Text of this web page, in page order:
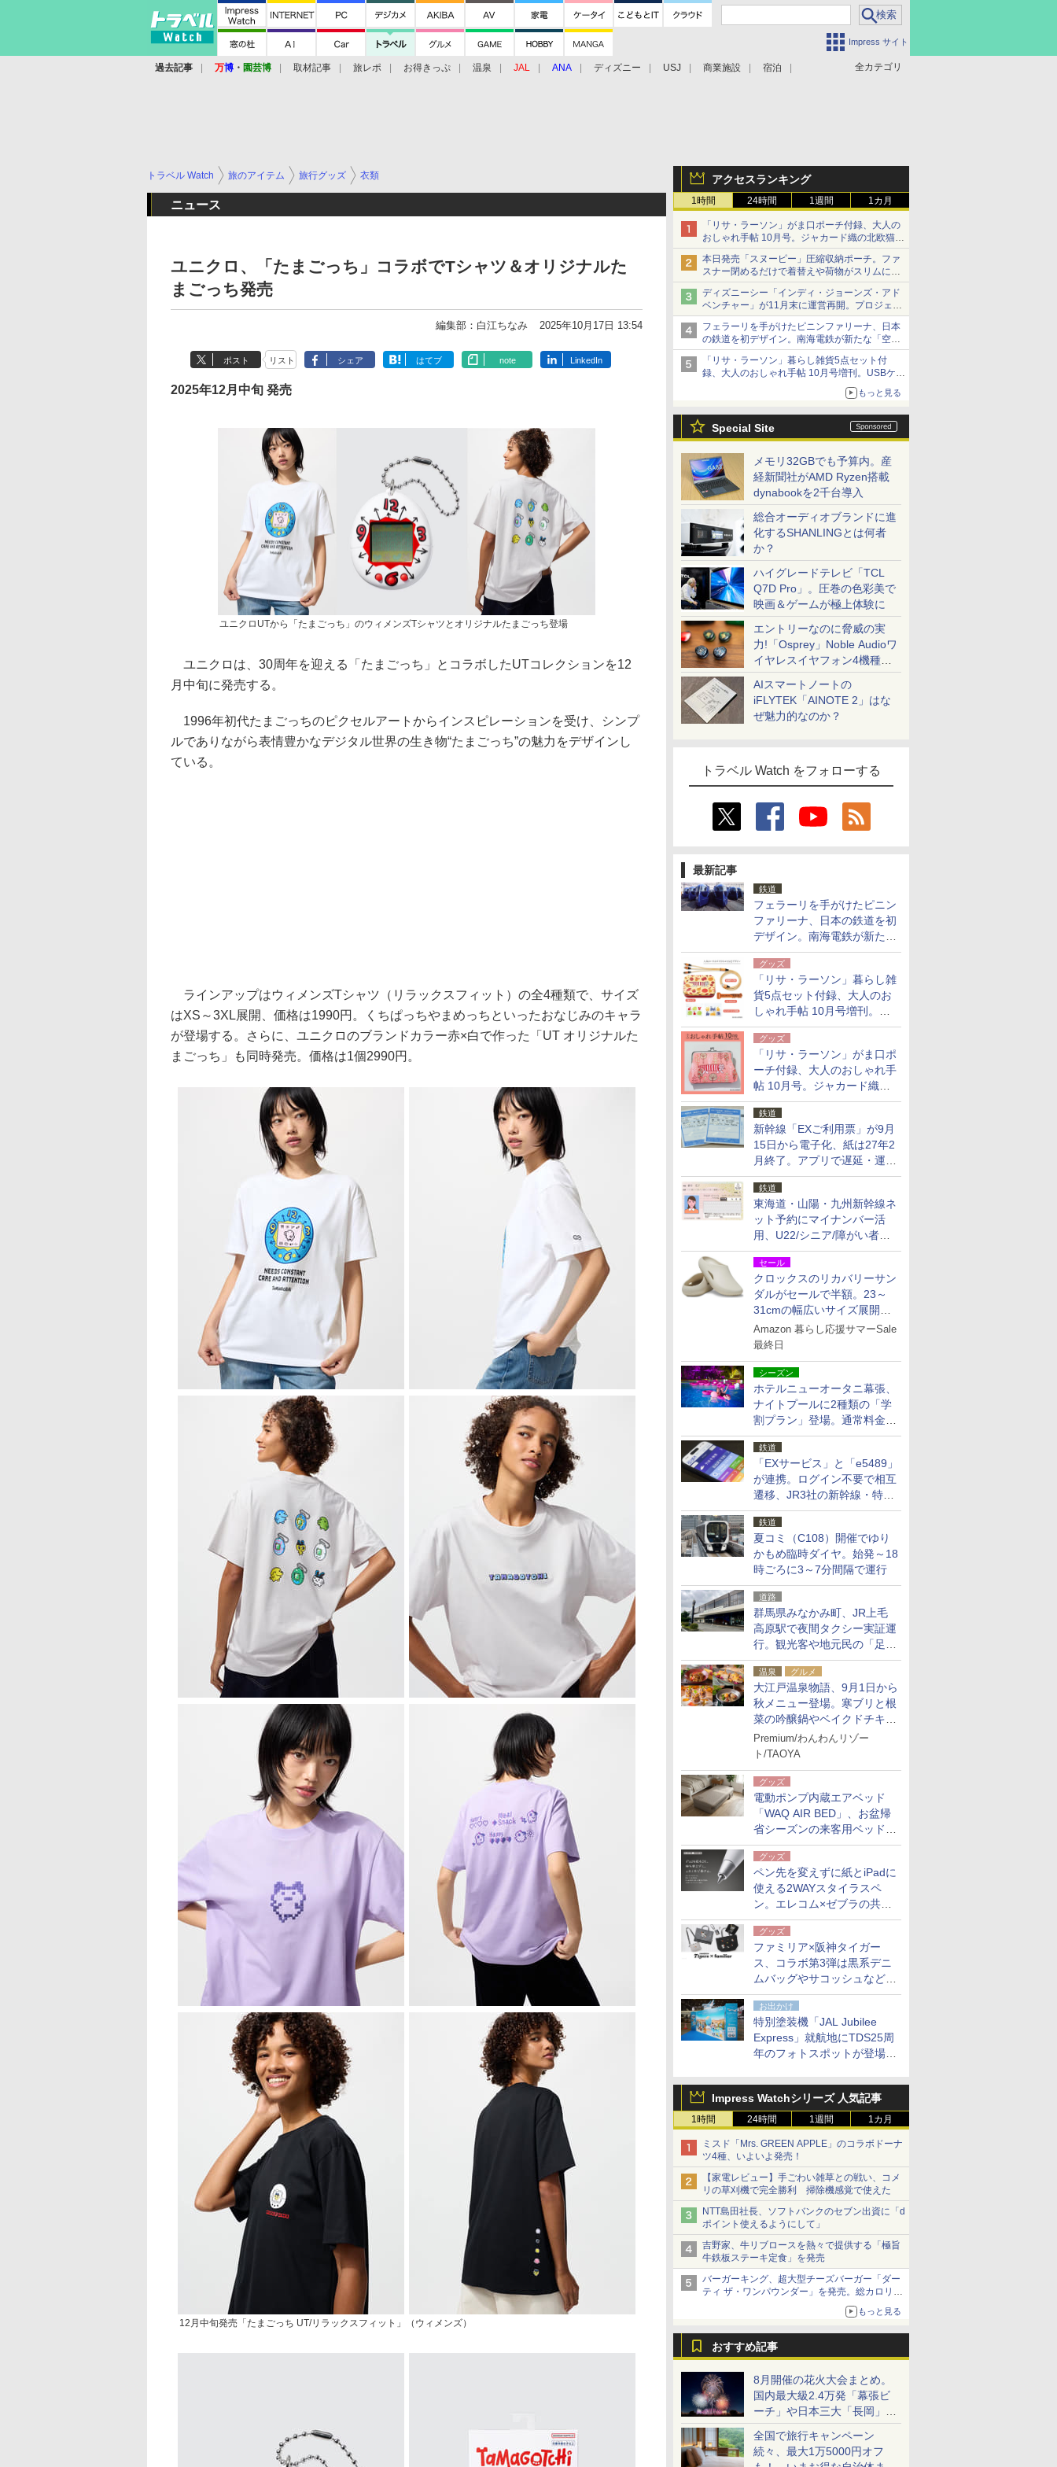
Impress サイト
全カテゴリ
過去記事 万博 ・ 園芸博 取材記事 旅レポ お得きっぷ 温泉 JAL ANA ディズニー USJ 商業施設 宿泊
アクセスランキング
1時間 24時間 1週間 1カ月
「リサ・ラーソン」がま口ポーチ付録、大人の
おしゃれ手帖 10月号。ジャカード織の北欧猫デ
ザイン
本日発売「スヌーピー」圧縮収納ポーチ。ファ
スナー閉めるだけで着替えや荷物がスリムにま
とまる
ディズニーシー「インディ・ジョーンズ・アド
ベンチャー」が11月末に運営再開。プロジェク
ションマッピングを追加、DPAは1500円
フェラーリを手がけたピニンファリーナ、日本
の鉄道を初デザイン。南海電鉄が新たな「空港
特急」をなにわ筋線へ導入
「リサ・ラーソン」暮らし雑貨5点セット付
録、大人のおしゃれ手帖 10月号増刊。USBケー
もっと見る
Special Site
メモリ32GBでも予算内。産
経新聞社がAMD Ryzen搭載
dynabookを2千台導入
総合オーディオブランドに進
化するSHANLINGとは何者
か？
ハイグレードテレビ「TCL
Q7D Pro」。圧巻の色彩美で
映画＆ゲームが極上体験に
エントリーなのに脅威の実
力!「Osprey」Noble Audioワ
イヤレスイヤフォン4機種を
一気に聴く
AIスマートノートの
iFLYTEK「AINOTE 2」はな
ぜ魅力的なのか？
トラベル Watch をフォローする
最新記事
鉄道
フェラーリを手がけたピニン
ファリーナ、日本の鉄道を初
デザイン。南海電鉄が新たな
「空港特急」をなにわ筋線へ
導入
グッズ
「リサ・ラーソン」暮らし雑
貨5点セット付録、大人のお
しゃれ手帖 10月号増刊。
USBケーブルや缶ケースなど
グッズ
「リサ・ラーソン」がま口ポ
ーチ付録、大人のおしゃれ手
帖 10月号。ジャカード織の
北欧猫デザイン
鉄道
新幹線「EXご利用票」が9月
15日から電子化、紙は27年2
月終了。アプリで遅延・運休
も確認可能に
鉄道
東海道・山陽・九州新幹線ネ
ット予約にマイナンバー活
用、U22/シニア/障がい者割
を9月15日から発売
セール
クロックスのリカバリーサン
ダルがセールで半額。23～
31cmの幅広いサイズ展開、
独自のクッション素材を採用
Amazon 暮らし応援サマーSale
最終日
シーズン
ホテルニューオータニ幕張、
ナイトプールに2種類の「学
割プラン」登場。通常料金の
およそ半額でお得に夜活
鉄道
「EXサービス」と「e5489」
が連携。ログイン不要で相互
遷移、JR3社の新幹線・特急
予約をアプリで一括確認
鉄道
夏コミ（C108）開催でゆり
かもめ臨時ダイヤ。始発～18
時ごろに3～7分間隔で運行
道路
群馬県みなかみ町、JR上毛
高原駅で夜間タクシー実証運
行。観光客や地元民の「足が
ない」課題解消へ、木金土に
2台体制
温泉 グルメ
大江戸温泉物語、9月1日から
秋メニュー登場。寒ブリと根
菜の吟醸鍋やベイクドチキ
ン、ショコラ＆栗スイーツも
食べ放題に
Premium/わんわんリゾー
ト/TAOYA
グッズ
電動ポンプ内蔵エアベッド
「WAQ AIR BED」、お盆帰
省シーズンの来客用ベッドに
も。使用後は収納バッグでコ
ンパクトに保管
グッズ
ペン先を変えずに紙とiPadに
使える2WAYスタイラスペ
ン。エレコム×ゼブラの共同
開発
グッズ
ファミリア×阪神タイガー
ス、コラボ第3弾は黒系デニ
ムバッグやサコッシュなど6
点。8月21日オンラインスト
アで発売
お出かけ
特別塗装機「JAL Jubilee
Express」就航地にTDS25周
年のフォトスポットが登場。
Impress Watchシリーズ 人気記事
1時間 24時間 1週間 1カ月
ミスド「Mrs. GREEN APPLE」のコラボドーナ
ツ4種、いよいよ発売！
【家電レビュー】手ごわい雑草との戦い、コメ
リの草刈機で完全勝利 掃除機感覚で使えた
NTT島田社長、ソフトバンクのセブン出資に「d
ポイント使えるようにして」
吉野家、牛リブロースを熱々で提供する「極旨
牛鉄板ステーキ定食」を発売
バーガーキング、超大型チーズバーガー「ダー
ティ ザ・ワンパウンダー」を発売。総カロリー
もっと見る
おすすめ記事
8月開催の花火大会まとめ。
国内最大級2.4万発「幕張ビ
ーチ」や日本三大「長岡」な
ど大型イベント目白押し！
全国で旅行キャンペーン
続々、最大1万5000円オフ
トラベル Watch 旅のアイテム 旅行グッズ 衣類
ニュース
ユニクロ、「たまごっち」コラボでTシャツ＆オリジナルた
まごっち発売
編集部：白江ちなみ 2025年10月17日 13:54
ポスト リスト シェア はてブ note LinkedIn
2025年12月中旬 発売
ユニクロUTから「たまごっち」のウィメンズTシャツとオリジナルたまごっち登場
ユニクロは、30周年を迎える「たまごっち」とコラボしたUTコレクションを12
月中旬に発売する。
1996年初代たまごっちのピクセルアートからインスピレーションを受け、シンプ
ルでありながら表情豊かなデジタル世界の生き物“たまごっち”の魅力をデザインし
ている。
ラインアップはウィメンズTシャツ（リラックスフィット）の全4種類で、サイズ
はXS～3XL展開、価格は1990円。くちぱっちやまめっちといったおなじみのキャラ
が登場する。さらに、ユニクロのブランドカラー赤×白で作った「UT オリジナルた
まごっち」も同時発売。価格は1個2990円。
12月中旬発売「たまごっち UT/リラックスフィット」（ウィメンズ）